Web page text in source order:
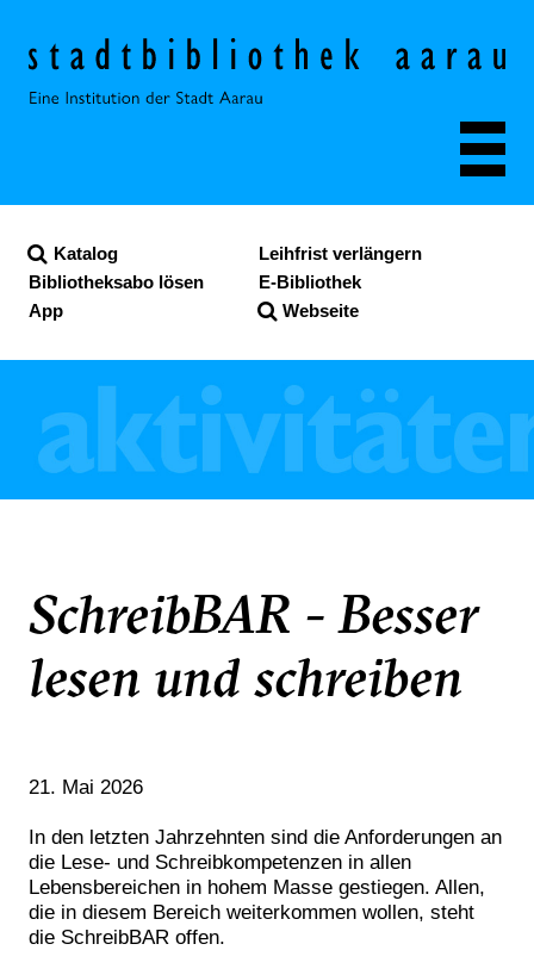
Navigieren in der
Katalog
Webseite
Leihfrist verlängern
Bibliotheksabo lösen
E-Bibliothek
App
SchreibBAR - Besser
lesen und schreiben
21. Mai 2026
In den letzten Jahrzehnten sind die Anforderungen an
die Lese- und Schreibkompetenzen in allen
Lebensbereichen in hohem Masse gestiegen. Allen,
die in diesem Bereich weiterkommen wollen, steht
die SchreibBAR offen.